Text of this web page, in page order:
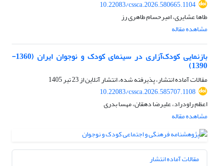
10.22083/cssca.2026.580665.1104
طاها عشایری، امیرحسام طاهری رز
مشاهده مقاله
بازنمایی کودک‌آزاری در سینمای کودک و نوجوان ایران (1360-
1390)
مقالات آماده انتشار، پذیرفته شده، انتشار آنلاین از23 تیر 1405
10.22083/cssca.2026.585707.1108
اعظم راودراد، علیرضا دهقان، مهسا بدری
مشاهده مقاله
مقالات آماده انتشار